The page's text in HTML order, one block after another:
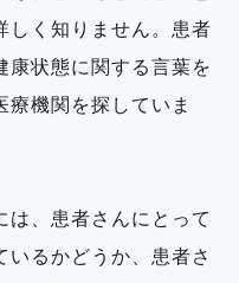
しく知りません。患者
康状態に関する言葉を
療機関を探していま
は、患者さんにとって
いるかどうか、患者さ